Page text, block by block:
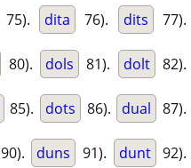
75). dita 76). dits 77).
80). dols 81). dolt 82).
85). dots 86). dual 87).
90). duns 91). dunt 92).